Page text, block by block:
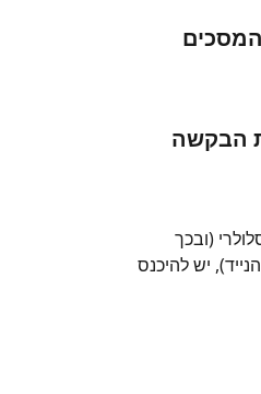
הבקשה
(ובכך
יש להיכנס